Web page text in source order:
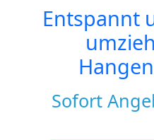
Entspannt
Sofort